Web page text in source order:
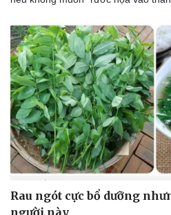
Doanh nghiệp
Thông tin doanh nghiệp
Doanh nghiệp 24h
Doanh nhân
Vì cộng đồng
Rau ngót cực bổ dưỡng
người này